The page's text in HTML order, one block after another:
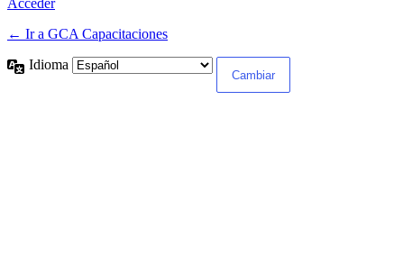
Acceder
← Ir a GCA Capacitaciones
Idioma